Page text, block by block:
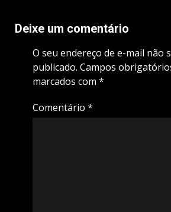
Deixe um comentário
O seu endereço de e-mail não
publicado. Campos
marcados com *
Comentário *